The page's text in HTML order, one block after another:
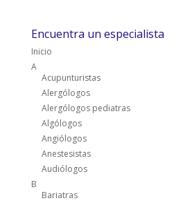
Encuentra un especialista
Inicio
A
Acupunturistas
Alergólogos
Alergólogos pediatras
Algólogos
Angiólogos
Anestesistas
Audiólogos
B
Bariatras